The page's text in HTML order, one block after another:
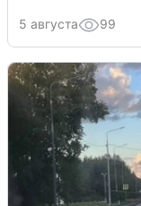
5 августа 99